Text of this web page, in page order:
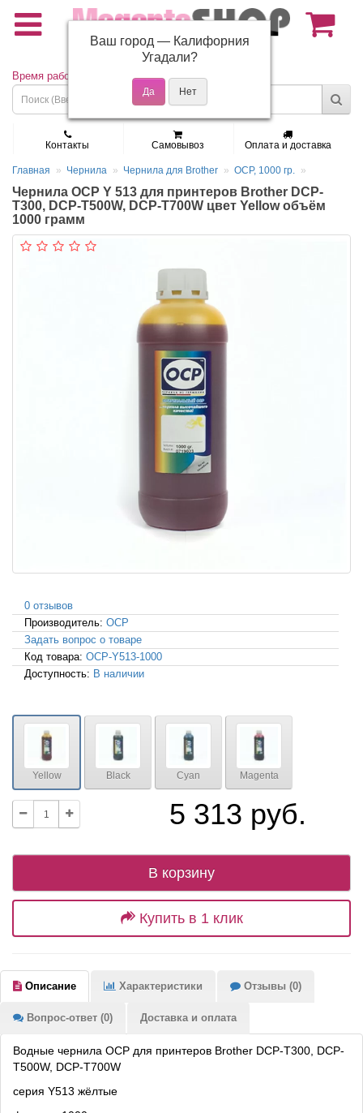
(495) 150-01-37
Время работы: Пн - Пт 9:30 - 19:00
Контакты Самовывоз Оплата и доставка
Главная Чернила Чернила для Brother OCP, 1000 гр.
Чернила OCP Y 513 для принтеров Brother DCP-
T300, DCP-T500W, DCP-T700W цвет Yellow объём
1000 грамм
0 отзывов
Производитель: OCP
Задать вопрос о товаре
Код товара: OCP-Y513-1000
Доступность: В наличии
Yellow Black Cyan Magenta
5 313 руб.
В корзину
Купить в 1 клик
Описание Характеристики Отзывы (0)
Вопрос-ответ (0) Доставка и оплата
Водные чернила OCP для принтеров Brother DCP-T300, DCP-
T500W, DCP-T700W
серия Y513 жёлтые
Ваш город — Калифорния
Угадали?